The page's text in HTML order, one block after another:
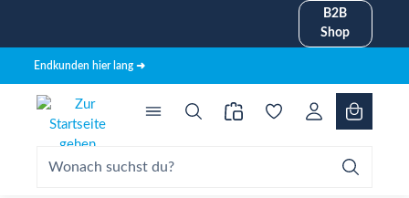
B2B
Shop
Endkunden hier lang ➜